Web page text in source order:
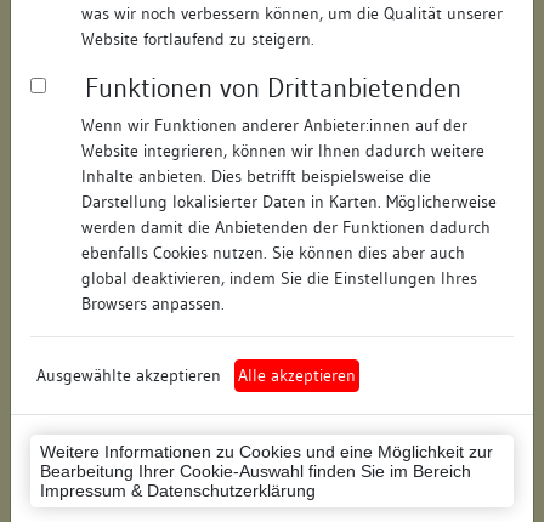
was wir noch verbessern können, um die Qualität unserer
Website fortlaufend zu steigern.
Funktionen von Drittanbietenden
Wenn wir Funktionen anderer Anbieter:innen auf der
Website integrieren, können wir Ihnen dadurch weitere
Inhalte anbieten. Dies betrifft beispielsweise die
Darstellung lokalisierter Daten in Karten. Möglicherweise
werden damit die Anbietenden der Funktionen dadurch
ebenfalls Cookies nutzen. Sie können dies aber auch
global deaktivieren, indem Sie die Einstellungen Ihres
Browsers anpassen.
Ausgewählte akzeptieren Alle akzeptieren
Weitere Informationen zu Cookies und eine Möglichkeit zur
Bearbeitung Ihrer Cookie-Auswahl finden Sie im Bereich
Impressum & Datenschutzerklärung
Straße: Im Haal
Hausnummer:
Postleitzahl: 74523
Stadt-Teilort: Schwäbisch Hall
Regierungsbezirk: Stuttgart
Schwäbisch Hall (Landkreis)
Flurstücknummer: 200, 201
Historischer Straßenname: keiner
Historische Gebäudenummer: keine
Lage des Wohnplatzes: